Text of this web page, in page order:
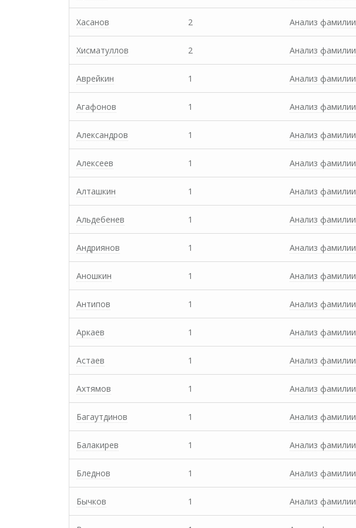
Хасанов 2 Анализ фамилии
Хисматуллов 2 Анализ фамилии
Аврейкин 1 Анализ фамилии
Агафонов 1 Анализ фамилии
Александров 1 Анализ фамилии
Алексеев 1 Анализ фамилии
Алташкин 1 Анализ фамилии
Альдебенев 1 Анализ фамилии
Андриянов 1 Анализ фамилии
Аношкин 1 Анализ фамилии
Антипов 1 Анализ фамилии
Аркаев 1 Анализ фамилии
Астаев 1 Анализ фамилии
Ахтямов 1 Анализ фамилии
Багаутдинов 1 Анализ фамилии
Балакирев 1 Анализ фамилии
Бледнов 1 Анализ фамилии
Бычков 1 Анализ фамилии